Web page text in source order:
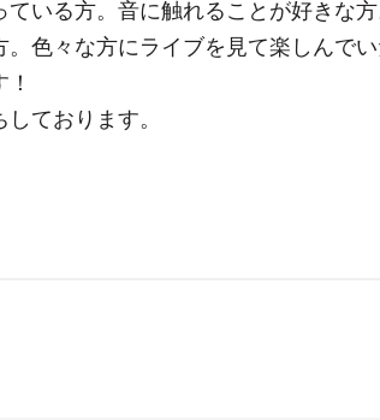
いる方。音に触れることが好きな
色々な方にライブを見て楽しんで
ております。